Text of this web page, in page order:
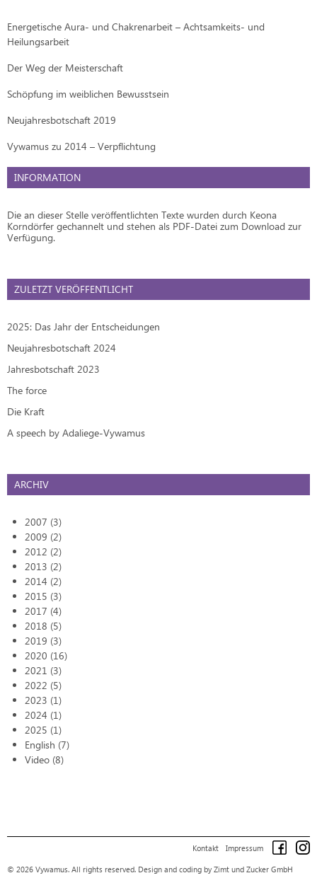
Energetische Aura- und Chakrenarbeit – Achtsamkeits- und
Heilungsarbeit
Der Weg der Meisterschaft
Schöpfung im weiblichen Bewusstsein
Neujahresbotschaft 2019
Vywamus zu 2014 – Verpflichtung
INFORMATION
Die an dieser Stelle veröffentlichten Texte wurden durch Keona
Korndörfer gechannelt und stehen als PDF-Datei zum Download zur
Verfügung.
ZULETZT VERÖFFENTLICHT
2025: Das Jahr der Entscheidungen
Neujahresbotschaft 2024
Jahresbotschaft 2023
The force
Die Kraft
A speech by Adaliege-Vywamus
ARCHIV
2007 (3)
2009 (2)
2012 (2)
2013 (2)
2014 (2)
2015 (3)
2017 (4)
2018 (5)
2019 (3)
2020 (16)
2021 (3)
2022 (5)
2023 (1)
2024 (1)
2025 (1)
English (7)
Video (8)
Kontakt Impressum
© 2026 Vywamus. All rights reserved. Design and coding by Zimt und Zucker GmbH